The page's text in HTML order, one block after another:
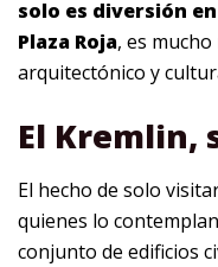
solo es diversión
Plaza Roja, es
arquitectónico y
El Kremlin,
El hecho de solo
quienes lo
conjunto de edificios